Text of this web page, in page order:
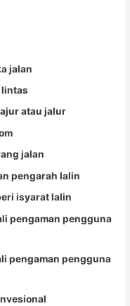
jalan
lintas
atau jalur
jalan
pengarah lalin
isyarat lalin
pengaman pengguna
pengaman pengguna